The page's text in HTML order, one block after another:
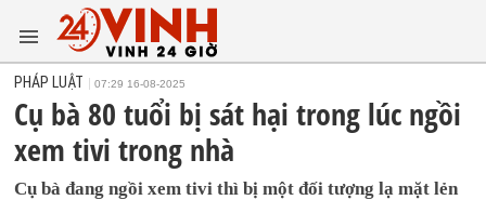
PHÁP LUẬT 07:29 16-08-2025
Cụ bà 80 tuổi bị sát hại trong lúc ngồi
xem tivi trong nhà
Cụ bà đang ngồi xem tivi thì bị một đối tượng lạ mặt lẻn